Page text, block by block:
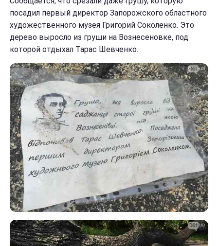
посадил первый директор Запорожского областного
художественного музея Григорий Соколенко. Это
дерево выросло из груши на Вознесеновке, под
которой отдыхал Тарас Шевченко.